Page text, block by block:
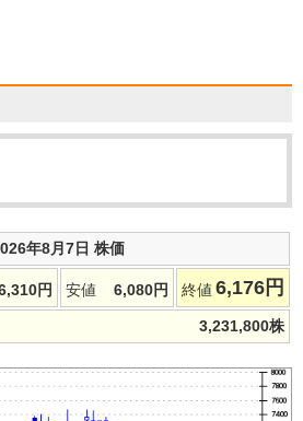
年8月7日 株価
円 安値 6,080円 終値 6,176 円
3,231,800株